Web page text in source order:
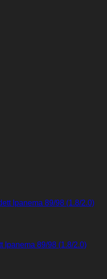
Ipanema 89/98 (1.8/2.0)